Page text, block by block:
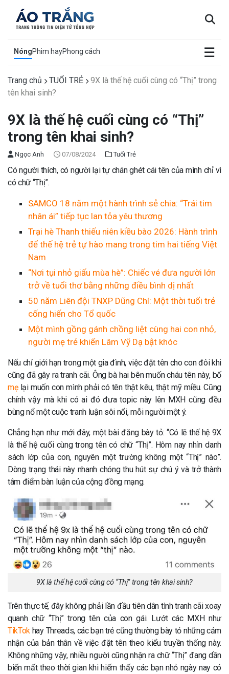
NóngPhim hayPhong cách ☰
×
Trang chủ TUỔI TRẺ
9X là thế hệ cuối cùng có “Thị” trong
tên khai sinh?
9X là thế hệ cuối cùng có “Thị”
trong tên khai sinh?
Ngọc Anh 07/08/2024 Tuổi Trẻ
Có người thích, có người lại tự chán ghét cái tên của mình chỉ vì
có chữ “Thị”.
SAMCO 18 năm một hành trình sẻ chia: “Trái tim
nhân ái” tiếp tục lan tỏa yêu thương
Trại hè Thanh thiếu niên kiều bào 2026: Hành trình
để thế hệ trẻ tự hào mang trong tim hai tiếng Việt
Nam
“Nơi tụi nhỏ giấu mùa hè”: Chiếc vé đưa người lớn
trở về tuổi thơ bằng những điều bình dị nhất
50 năm Liên đội TNXP Dũng Chí: Một thời tuổi trẻ
cống hiến cho Tổ quốc
Một mình gồng gánh chồng liệt cùng hai con nhỏ,
người mẹ trẻ khiến Lâm Vỹ Dạ bật khóc
Nếu chỉ giới hạn trong một gia đình, việc đặt tên cho con đôi khi
cũng đã gây ra tranh cãi. Ông bà hai bên muốn cháu tên này, bố
mẹlại muốn con mình phải có tên thật kêu, thật mỹ miều. Cũng
chính vậy mà khi có ai đó đưa topic này lên MXH cũng đều
bùng nổ một cuộc tranh luận sôi nổi, mỗi người một ý.
Chẳng hạn như mới đây, một bài đăng bày tỏ: “Có lẽ thế hệ 9X
là thế hệ cuối cùng trong tên có chữ “Thị”. Hôm nay nhìn danh
sách lớp của con, nguyên một trường không một “Thị” nào”.
Dòng trạng thái này nhanh chóng thu hút sự chú ý và trở thành
tâm điểm bàn luận của cộng đồng mạng.
9X là thế hệ cuối cùng có “Thị” trong tên khai sinh?
Trên thực tế, đây không phải lần đầu tiên dân tình tranh cãi xoay
quanh chữ “Thị” trong tên của con gái. Lướt các MXH như
TikTok hay Threads, các bạn trẻ cũng thường bày tỏ những cảm
nhận của bản thân về việc đặt tên theo kiểu truyền thống này.
Không những vậy, nhiều người cũng nhận ra chữ “Thị” đang dần
biến mất theo thời gian khi hiếm thấy các bạn nhỏ ngày nay có